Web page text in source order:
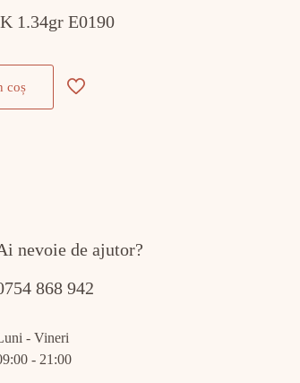
1.34gr E0190
coș
nevoie de ajutor?
868 942
- Vineri
- 21:00